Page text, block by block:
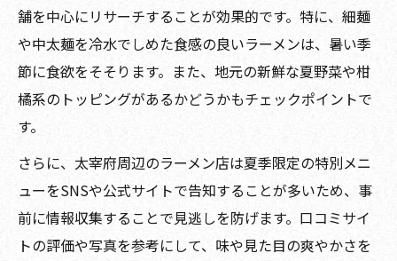
舗を中心にリサーチすることが効果的です。特に、細麺
や中太麺を冷水でしめた食感の良いラーメンは、暑い季
節に食欲をそそります。また、地元の新鮮な夏野菜や柑
橘系のトッピングがあるかどうかもチェックポイントで
す。
さらに、太宰府周辺のラーメン店は夏季限定の特別メニ
ューをSNSや公式サイトで告知することが多いため、事
前に情報収集することで見逃しを防げます。口コミサイ
トの評価や写真を参考にして、味や見た目の爽やかさを